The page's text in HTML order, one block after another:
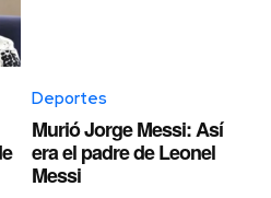
Deportes
Murió Jorge Messi: Así
era el padre de Leonel
Messi